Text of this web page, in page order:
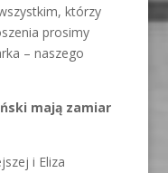
którzy
prosimy
– naszego
mają zamiar
i Eliza